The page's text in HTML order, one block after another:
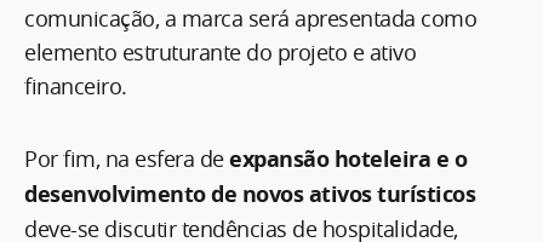
comunicação, a marca será apresentada como
elemento estruturante do projeto e ativo
financeiro.
Por fim, na esfera deexpansão hoteleira e o
desenvolvimento de novos ativos turísticos
deve-se discutir tendências de hospitalidade,